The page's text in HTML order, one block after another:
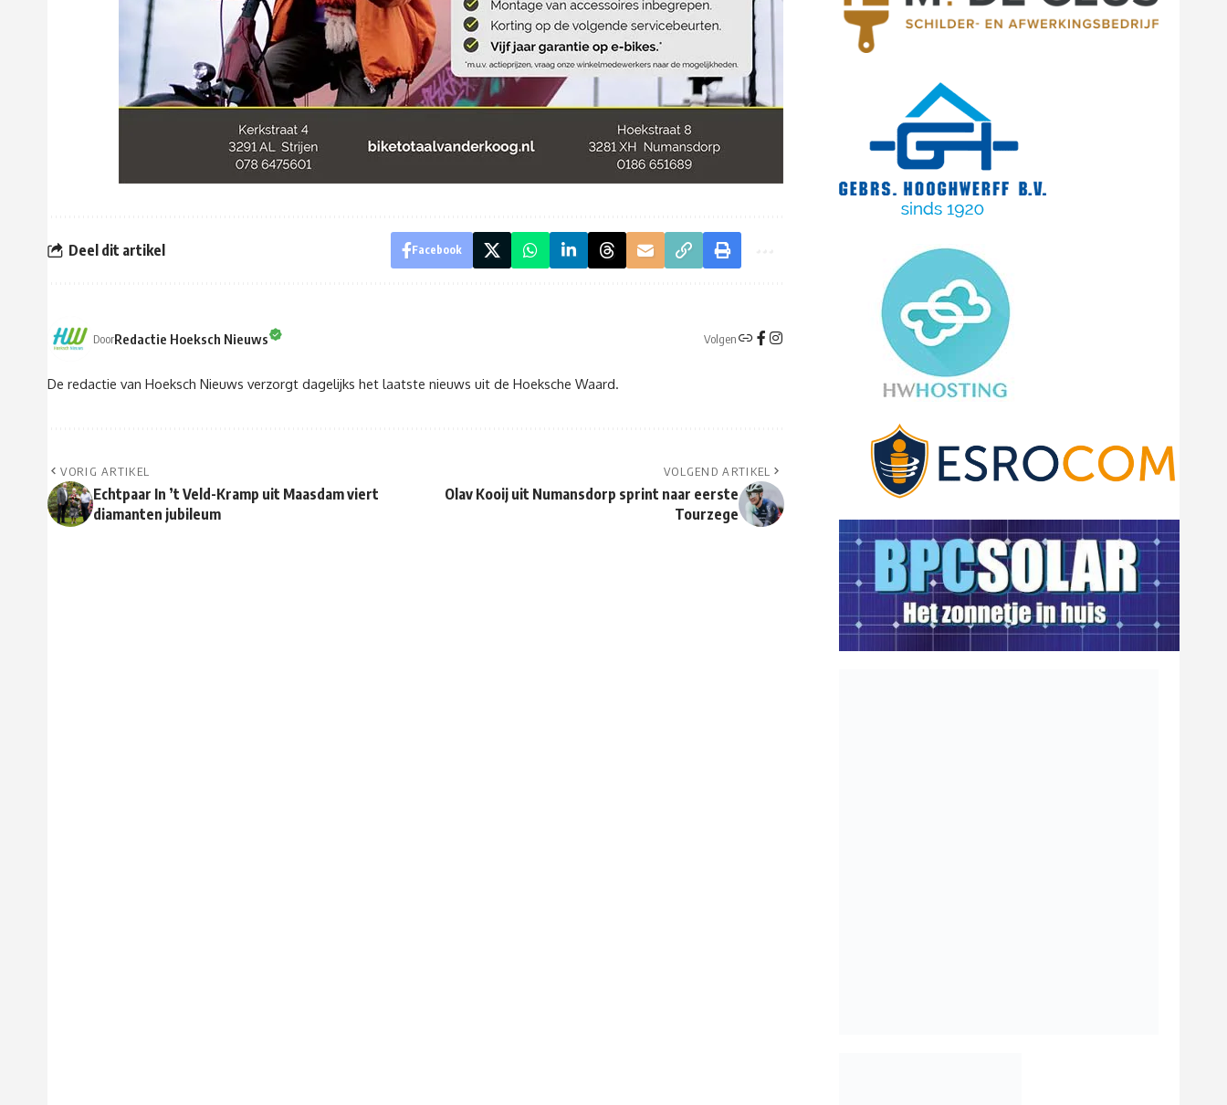
Deel dit artikel Facebook
DoorRedactie Hoeksch Nieuws Volgen
De redactie van Hoeksch Nieuws verzorgt dagelijks het laatste nieuws uit de Hoeksche Waard.
VORIG ARTIKEL
Echtpaar In ’t Veld-Kramp uit Maasdam viert
diamanten jubileum
VOLGEND ARTIKEL
Olav Kooij uit Numansdorp sprint naar eerste
Tourzege